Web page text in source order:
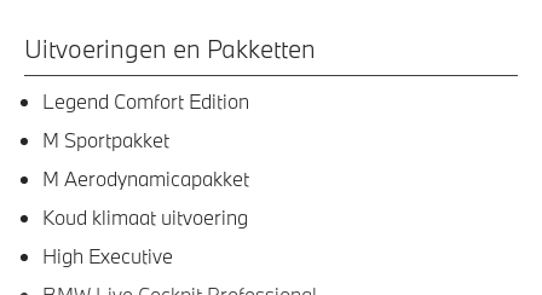
Uitvoeringen en Pakketten
Legend Comfort Edition
M Sportpakket
M Aerodynamicapakket
Koud klimaat uitvoering
High Executive